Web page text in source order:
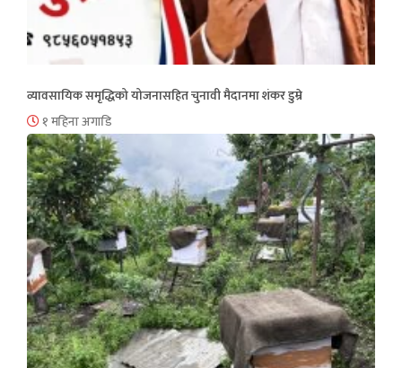
व्यावसायिक समृद्धिको योजनासहित चुनावी मैदानमा शंकर डुम्रे
१ महिना अगाडि